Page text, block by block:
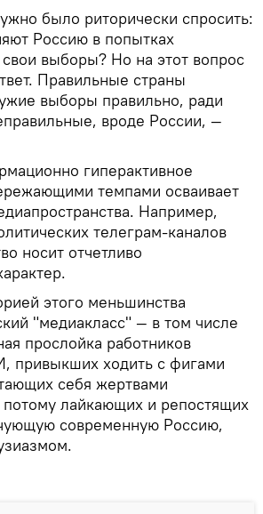
было риторически спросить:
Россию в попытках
выборы? Но на этот вопрос
Правильные страны
выборы правильно, ради
вроде России, —
гиперактивное
темпами осваивает
Например,
телеграм-каналов
носит отчетливо
этого меньшинства
"медиакласс" — в том числе
прослойка работников
привыкших ходить с фигами
себя жертвами
потому лайкающих и репостящих
современную Россию,